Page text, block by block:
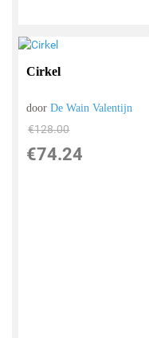
Cirkel
doorDe Wain Valentijn
€128.00
€74.24